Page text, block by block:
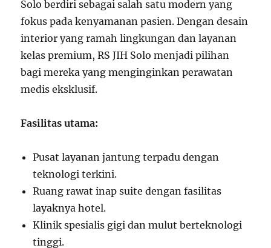
Solo berdiri sebagai salah satu modern yang
fokus pada kenyamanan pasien. Dengan desain
interior yang ramah lingkungan dan layanan
kelas premium, RS JIH Solo menjadi pilihan
bagi mereka yang menginginkan perawatan
medis eksklusif.
Fasilitas utama:
Pusat layanan jantung terpadu dengan
teknologi terkini.
Ruang rawat inap suite dengan fasilitas
layaknya hotel.
Klinik spesialis gigi dan mulut berteknologi
tinggi.